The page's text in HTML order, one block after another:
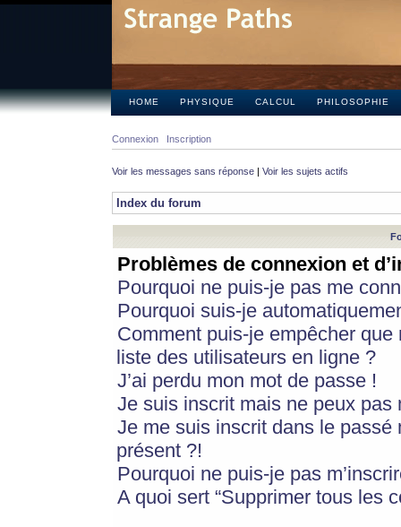
HOME PHYSIQUE CALCUL PHILOSOPHIE
Connexion Inscription
Voir les messages sans réponse | Voir les sujets actifs
Index du forum
Problèmes de connexion et
Pourquoi ne puis-je pas me
Pourquoi suis-je
Comment puis-je empêcher
liste des utilisateurs en ligne ?
J’ai perdu mon mot de passe !
Je suis inscrit mais ne peux pas
Je me suis inscrit dans le
présent ?!
Pourquoi ne puis-je pas
A quoi sert “Supprimer tous les